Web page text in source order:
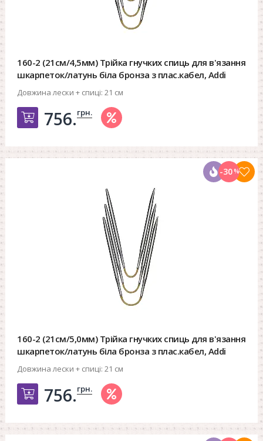
160-2 (21см/4,5мм) Трійка гнучких спиць для в'язання
шкарпеток/латунь біла бронза з плас.кабел, Addi
Довжина лески + спиці: 21 см
Добавить в корзину
756.грн.
160-2 (21см/5,0мм) Трійка гнучких спиць для в'язання
шкарпеток/латунь біла бронза з плас.кабел, Addi
Довжина лески + спиці: 21 см
Добавить в корзину
756.грн.
-30%